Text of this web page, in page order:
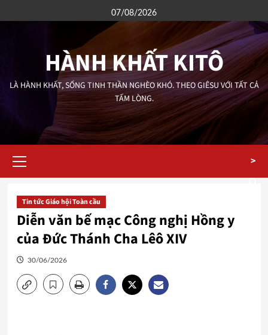
to
07/08/2026
HÀNH KHẤT KITÔ
LÀ HÀNH KHẤT, SỐNG TINH THẦN NGHÈO KHÓ. THEO GIÊSU VỚI TẤT CẢ
TẤM LÒNG.
Menu
>
Tin tức Giáo hội Toàn cầu
Diễn văn bế mạc Công nghị Hồng y
của Đức Thánh Cha Lêô XIV
30/06/2026